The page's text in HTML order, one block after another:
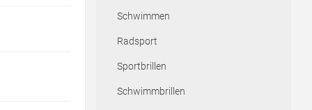
Schwimmen
Radsport
Sportbrillen
Schwimmbrillen